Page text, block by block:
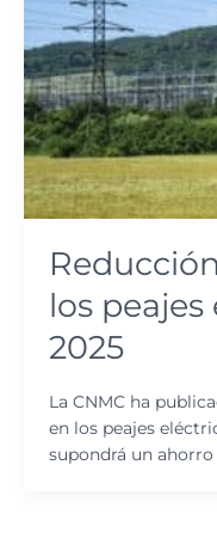
los
2025
La CNMC ha
en los peajes
supondrá un ahorro